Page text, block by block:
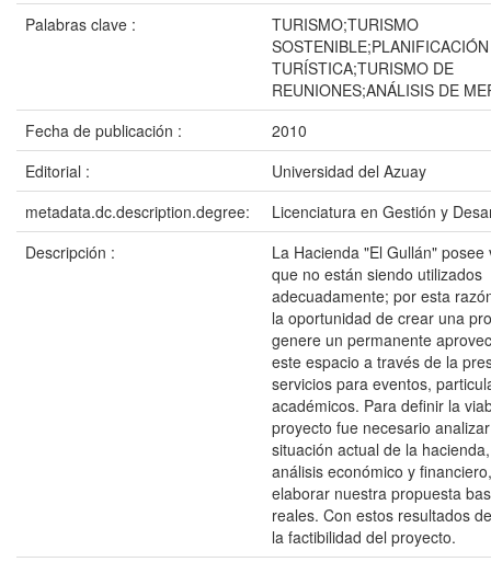
Palabras clave :
TURISMO;TURISMO
SOSTENIBLE;PLANIFICACIÓN
TURÍSTICA;TURISMO DE
REUNIONES;ANÁLISIS DE
Fecha de publicación :
2010
Editorial :
Universidad del Azuay
metadata.dc.description.degree:
Licenciatura en Gestión y
Descripción :
La Hacienda "El Gullán"
que no están siendo utilizados
adecuadamente; por esta
la oportunidad de crear una
genere un permanente
este espacio a través de la
servicios para eventos,
académicos. Para definir la
proyecto fue necesario
situación actual de la
análisis económico y
elaborar nuestra propuesta
reales. Con estos resultados
la factibilidad del proyecto.